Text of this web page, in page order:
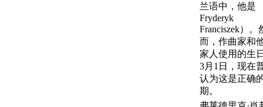
兰语中，他是
Fryderyk
Franciszek）。
而，作曲家和
家人使用的生
3月1日，现在
认为这是正确
期。